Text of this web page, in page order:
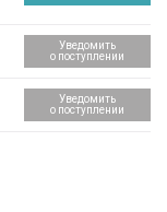
Уведомить
о поступлении
Уведомить
о поступлении